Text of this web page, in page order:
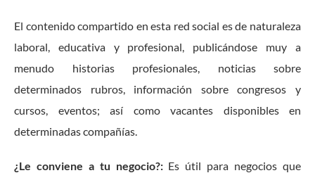
El contenido compartido en esta red social es de naturaleza
laboral, educativa y profesional, publicándose muy a
menudo historias profesionales, noticias sobre
determinados rubros, información sobre congresos y
cursos, eventos; así como vacantes disponibles en
determinadas compañías.
¿Le conviene a tu negocio?: Es útil para negocios que